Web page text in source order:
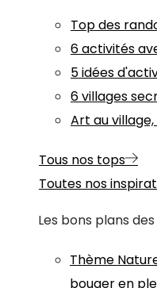
Top des
6 activités
5 idées
6 villages
Art au
Tous nos tops
Toutes nos
Les bons plans
Thème
bouger en